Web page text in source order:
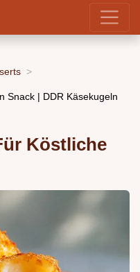
Snack | DDR Käsekugeln
Köstliche